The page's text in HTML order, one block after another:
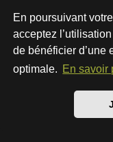
En poursuivant
acceptez
de bénéficier d’une
optimale. En
Accueil du forum
Développé par
Style